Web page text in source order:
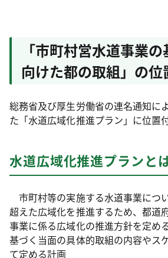
「市町村営水道事業
向けた都の取組」の位
総務省及び厚生労働省の連名通知に
た「水道広域化推進プラン」に位置
水道広域化推進プランと
市町村等の実施する水道事業につ
超えた広域化を推進するため、都道
事業に係る広域化の推進方針を定め
基づく当面の具体的取組の内容やス
て定める計画